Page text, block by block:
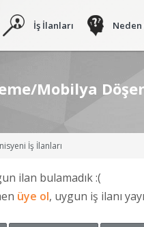
İş İlanları Neden
Mobilya
İş İlanları
ilan bulamadık :(
üye ol, uygun iş ilanı